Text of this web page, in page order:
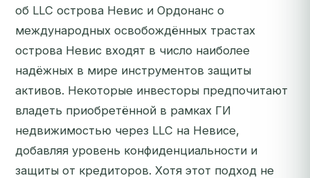
об LLC острова Невис и Ордонанс о
международных освобождённых трастах
острова Невис входят в число наиболее
надёжных в мире инструментов защиты
активов. Некоторые инвесторы предпочитают
владеть приобретённой в рамках ГИ
недвижимостью через LLC на Невисе,
добавляя уровень конфиденциальности и
защиты от кредиторов. Хотя этот подход не